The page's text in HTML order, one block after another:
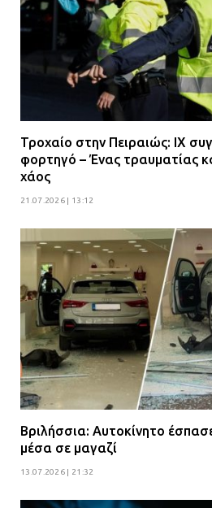
Τροχαίο στην Πειραιώς: ΙΧ
φορτηγό – Ένας τραυματίας
χάος
21.07.2026 | 13:12
Βριλήσσια: Αυτοκίνητο
μέσα σε μαγαζί
13.07.2026 | 21:32